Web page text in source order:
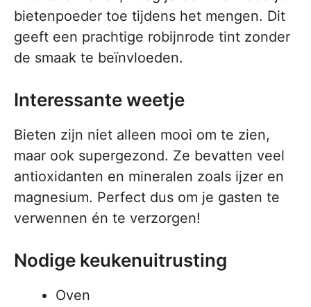
bietenpoeder toe tijdens het mengen. Dit
geeft een prachtige robijnrode tint zonder
de smaak te beïnvloeden.
Interessante weetje
Bieten zijn niet alleen mooi om te zien,
maar ook supergezond. Ze bevatten veel
antioxidanten en mineralen zoals ijzer en
magnesium. Perfect dus om je gasten te
verwennen én te verzorgen!
Nodige keukenuitrusting
Oven